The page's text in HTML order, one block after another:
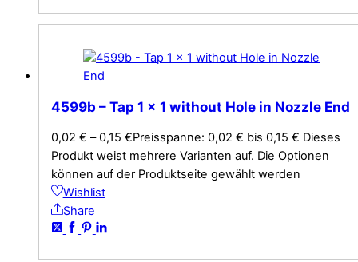
4599b – Tap 1 x 1 without Hole in Nozzle End
0,02 € –0,15 €Preisspanne: 0,02 € bis 0,15 € Dieses
Produkt weist mehrere Varianten auf. Die Optionen
können auf der Produktseite gewählt werden
Wishlist
Share